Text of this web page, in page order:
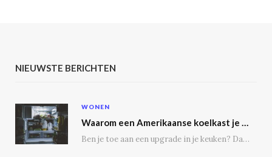
NIEUWSTE BERICHTEN
WONEN
Waarom een Amerikaanse koelkast je keuken transformeert
Ben je toe aan een upgrade in je keuken? Dan is een Amerikaanse koelkast misschien…